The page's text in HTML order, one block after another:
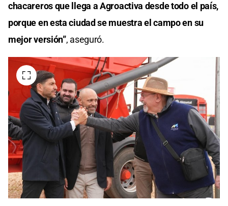
chacareros que llega a Agroactiva desde todo el país,
porque en esta ciudad se muestra el campo en su
mejor versión”, aseguró.